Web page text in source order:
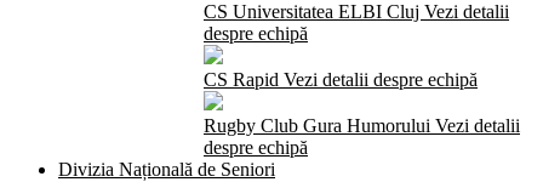
CS Universitatea ELBI Cluj Vezi detalii
despre echipă
CS Rapid Vezi detalii despre echipă
Rugby Club Gura Humorului Vezi detalii
despre echipă
Divizia Națională de Seniori